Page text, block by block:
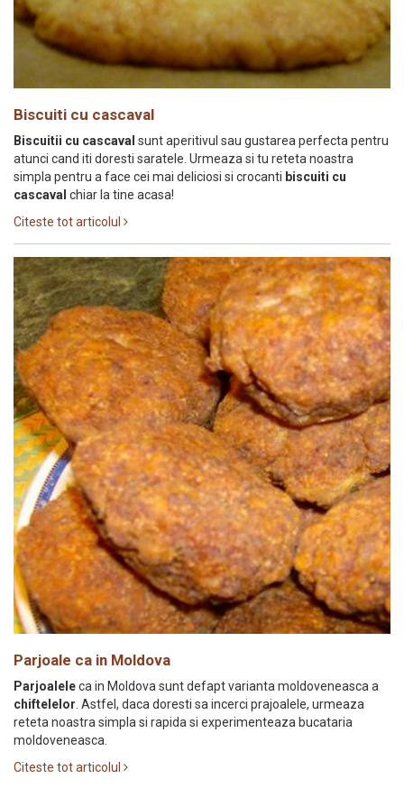
Biscuiti cu cascaval
Biscuitii cu cascaval sunt aperitivul sau gustarea perfecta pentru
atunci cand iti doresti saratele. Urmeaza si tu reteta noastra
simpla pentru a face cei mai deliciosi si crocanti biscuiti cu
cascaval chiar la tine acasa!
Citeste tot articolul
Parjoale ca in Moldova
Parjoaleleca in Moldova sunt defapt varianta moldoveneasca a
chiftelelor . Astfel, daca doresti sa incerci prajoalele, urmeaza
reteta noastra simpla si rapida si experimenteaza bucataria
moldoveneasca.
Citeste tot articolul